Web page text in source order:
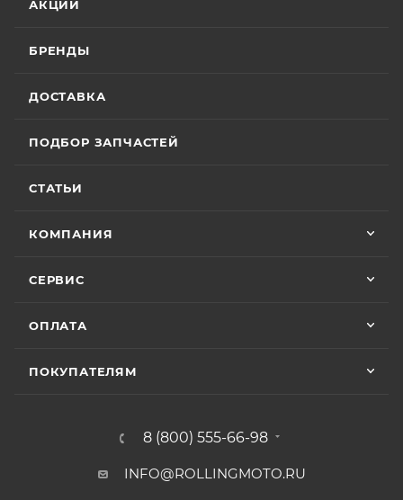
АКЦИИ
БРЕНДЫ
ДОСТАВКА
ПОДБОР ЗАПЧАСТЕЙ
СТАТЬИ
КОМПАНИЯ
СЕРВИС
ОПЛАТА
ПОКУПАТЕЛЯМ
8 (800) 555-66-98
INFO@ROLLINGMOTO.RU